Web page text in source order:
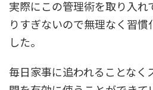
実際にこの管理術を取り入れ
りすぎないので無理なく習
した。
毎日家事に追われることなく